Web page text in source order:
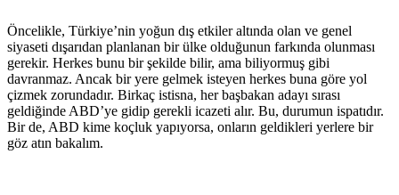
Öncelikle, Türkiye’nin yoğun dış etkiler altında olan ve genel
siyaseti dışarıdan planlanan bir ülke olduğunun farkında olunması
gerekir. Herkes bunu bir şekilde bilir, ama biliyormuş gibi
davranmaz. Ancak bir yere gelmek isteyen herkes buna göre yol
çizmek zorundadır. Birkaç istisna, her başbakan adayı sırası
geldiğinde ABD’ye gidip gerekli icazeti alır. Bu, durumun ispatıdır.
Bir de, ABD kime koçluk yapıyorsa, onların geldikleri yerlere bir
göz atın bakalım.